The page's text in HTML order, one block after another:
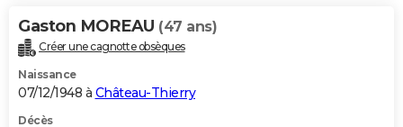
Gaston MOREAU (47 ans)
Créer une cagnotte obsèques
Naissance
07/12/1948 à Château-Thierry
Décès